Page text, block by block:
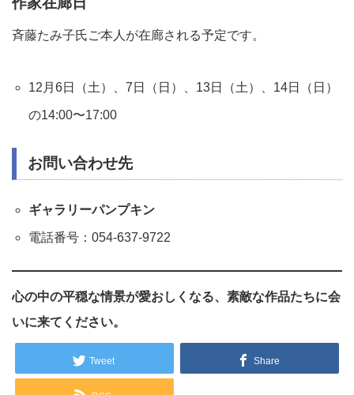
斉藤たみ子氏ご本人が在廊される予定です。
12月6日（土）、7日（日）、13日（土）、14日（日）
の14:00〜17:00
お問い合わせ先
ギャラリーパンプキン
電話番号：054-637-9722
心の中の平穏な情景が愛おしくなる、素敵な作品たちに会
いに来てください。
Tweet Share